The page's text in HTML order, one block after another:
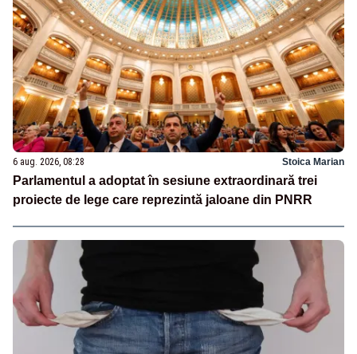
6 aug. 2026, 08:28 Stoica Marian
Parlamentul a adoptat în sesiune extraordinară trei
proiecte de lege care reprezintă jaloane din PNRR